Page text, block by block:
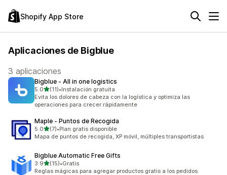
Shopify App Store
Aplicaciones de Bigblue
3 aplicaciones
Bigblue ‑ All in one logistics
5.0de 5 estrellas
(11)
11 reseñas en total
•Instalación gratuita
Evita los dolores de cabeza con la logística y optimiza las
operaciones para crecer rápidamente
Maple ‑ Puntos de Recogida
5.0de 5 estrellas
(7)
7 reseñas en total
•Plan gratis disponible
Mapa de puntos de recogida, XP móvil, múltiples transportistas
Bigblue Automatic Free Gifts
3.9de 5 estrellas
(15)
15 reseñas en total
•Gratis
Reglas mágicas para agregar productos gratis a los pedidos.